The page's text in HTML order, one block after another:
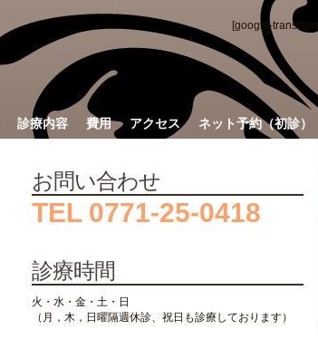
[google-translator]
診療内容 費用 アクセス ネット予約（初診）
お問い合わせ
TEL 0771-25-0418
診療時間
火・水・金・土・日
（月，木，日曜隔週休診、祝日も診療しております）